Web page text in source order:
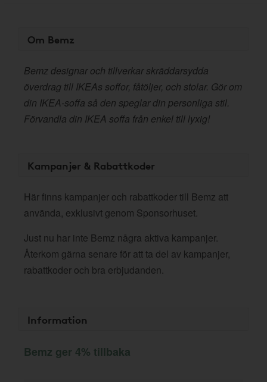
Om Bemz
Bemz designar och tillverkar skräddarsydda
överdrag till IKEAs soffor, fåtöljer, och stolar. Gör om
din IKEA-soffa så den speglar din personliga stil.
Förvandla din IKEA soffa från enkel till lyxig!
Kampanjer & Rabattkoder
Här finns kampanjer och rabattkoder till Bemz att
använda, exklusivt genom Sponsorhuset.
Just nu har inte Bemz några aktiva kampanjer.
Återkom gärna senare för att ta del av kampanjer,
rabattkoder och bra erbjudanden.
Information
Bemz ger 4% tillbaka